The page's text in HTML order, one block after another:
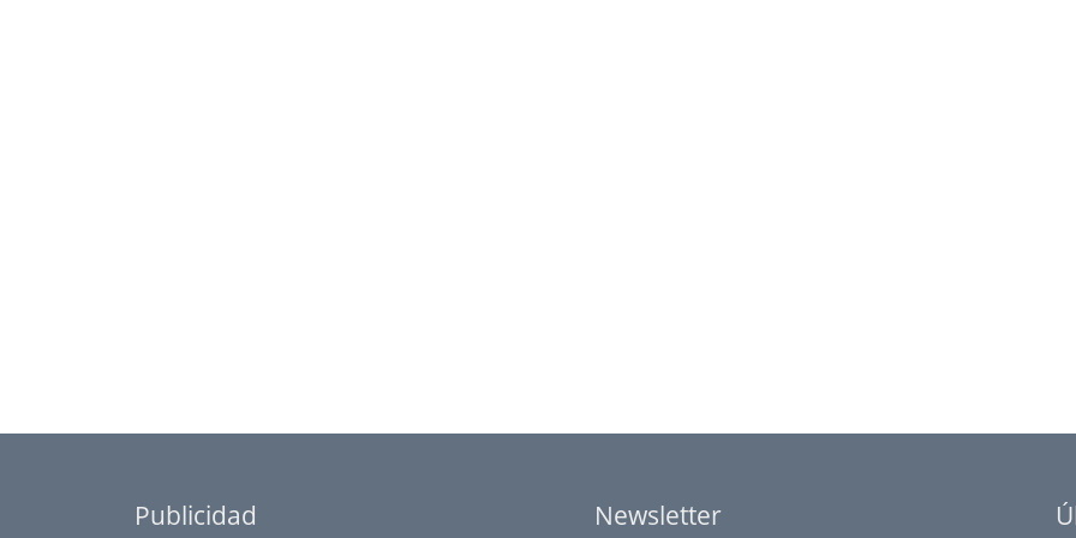
Publicidad Newsletter